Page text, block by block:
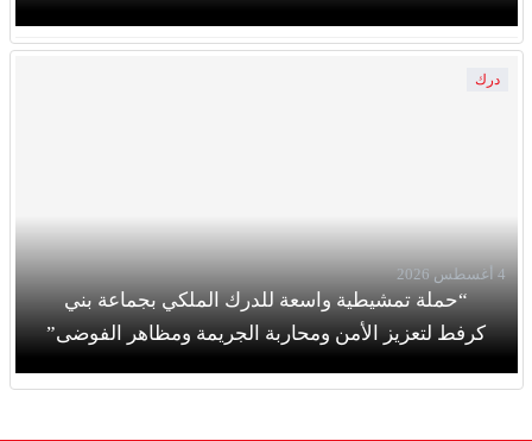
درك
“حملة تمشيطية واسعة للدرك الملكي بجماعة بني
كرفط لتعزيز الأمن ومحاربة الجريمة ومظاهر الفوضى”
4 أغسطس 2026